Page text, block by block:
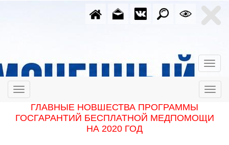
ГЛАВНЫЕ НОВШЕСТВА ПРОГРАММЫ
ГОСГАРАНТИЙ БЕСПЛАТНОЙ МЕДПОМОЩИ
НА 2020 ГОД